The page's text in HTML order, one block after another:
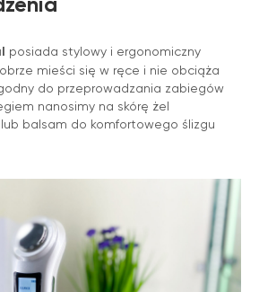
posiada stylowy i ergonomiczny
mieści się w ręce i nie obciąża
do przeprowadzania zabiegów
nanosimy na skórę żel
balsam do komfortowego ślizgu